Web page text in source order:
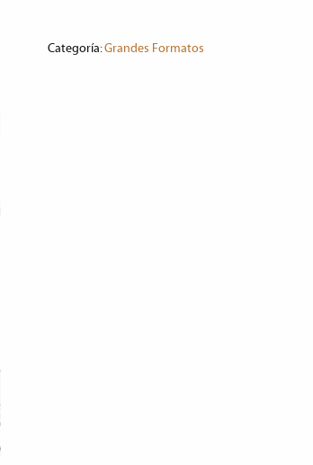
Categoría:Grandes Formatos